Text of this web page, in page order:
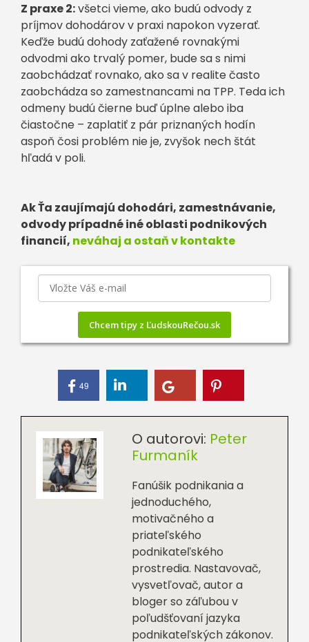
Z praxe 2:všetci vieme, ako budú odvody z
príjmov dohodárov v praxi napokon vyzerať.
Keďže budú dohody zaťažené rovnakými
odvodmi ako trvalý pomer, bude sa s nimi
zaobchádzať rovnako, ako sa v realite často
zaobchádza so zamestnancami na TPP. Teda ich
odmeny budú čierne buď úplne alebo iba
čiastočne – zaplatiť z pár priznaných hodín
aspoň čosi problém nie je, zvyšok nech štát
hľadá v poli.
Ak Ťa zaujímajú dohodári, zamestnávanie,
odvody prípadné iné oblasti podnikových
financií, neváhaj a ostaň v kontakte
Chcem tipy z ĽudskouRečou.sk
49
O autorovi: Peter
Furmaník
Fanúšik podnikania a
jednoduchého,
motivačného a
priateľského
podnikateľského
prostredia. Nastavovač,
vysvetľovač, autor a
bloger so záľubou v
poľudšťovaní jazyka
podnikateľských zákonov.